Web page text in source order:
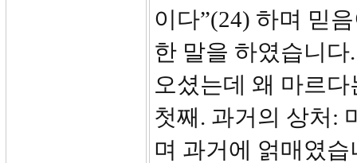
이다”(24) 하며 믿
한 말을 하였습니
오셨는데 왜 마르
첫째. 과거의 상처:
며 과거에 얽매였